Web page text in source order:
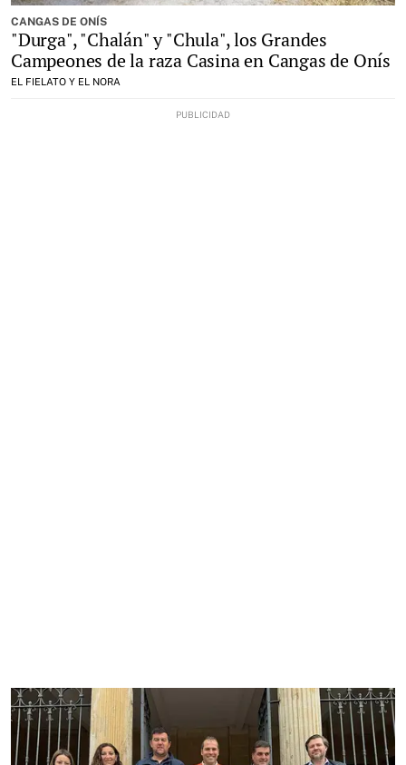
CANGAS DE ONÍS
"Durga", "Chalán" y "Chula", los Grandes
Campeones de la raza Casina en Cangas de Onís
EL FIELATO Y EL NORA